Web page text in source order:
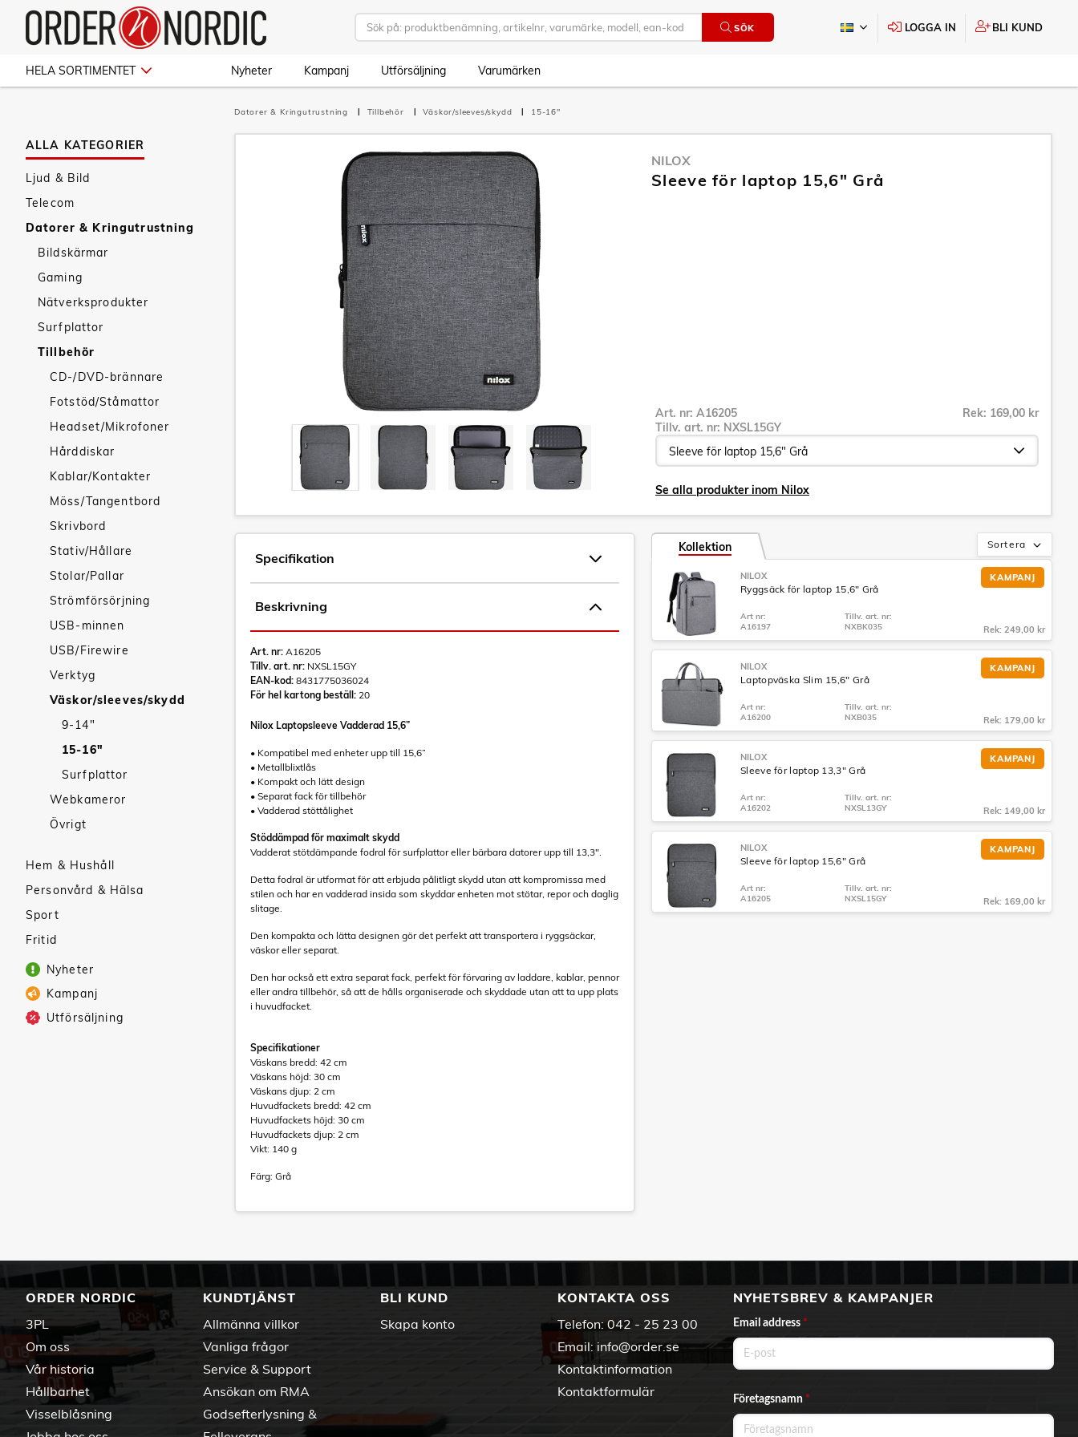
SÖK LOGGA IN BLI KUND
HELA SORTIMENTET Nyheter Kampanj Utförsäljning Varumärken
ALLA KATEGORIER
Ljud & Bild
Telecom
Datorer & Kringutrustning
Bildskärmar
Gaming
Nätverksprodukter
Surfplattor
Tillbehör
CD-/DVD-brännare
Fotstöd/Ståmattor
Headset/Mikrofoner
Hårddiskar
Kablar/Kontakter
Möss/Tangentbord
Skrivbord
Stativ/Hållare
Stolar/Pallar
Strömförsörjning
USB-minnen
USB/Firewire
Verktyg
Väskor/sleeves/skydd
9-14"
15-16"
Surfplattor
Webkameror
Övrigt
Hem & Hushåll
Personvård & Hälsa
Sport
Fritid
Nyheter
Kampanj
Utförsäljning
Datorer & Kringutrustning Tillbehör Väskor/sleeves/skydd 15-16"
NILOX
Sleeve för laptop 15,6" Grå
Art. nr: A16205
Tillv. art. nr: NXSL15GY
Rek: 169,00 kr
Se alla produkter inom Nilox
Specifikation
Beskrivning
Art. nr: A16205
Tillv. art. nr: NXSL15GY
EAN-kod: 8431775036024
För hel kartong beställ: 20
Nilox Laptopsleeve Vadderad 15,6”
• Kompatibel med enheter upp till 15,6”
• Metallblixtlås
• Kompakt och lätt design
• Separat fack för tillbehör
• Vadderad stöttålighet
Stöddämpad för maximalt skydd
Vadderat stötdämpande fodral för surfplattor eller bärbara datorer upp till 13,3".
Detta fodral är utformat för att erbjuda pålitligt skydd utan att kompromissa med
stilen och har en vadderad insida som skyddar enheten mot stötar, repor och daglig
slitage.
Den kompakta och lätta designen gör det perfekt att transportera i ryggsäckar,
väskor eller separat.
Den har också ett extra separat fack, perfekt för förvaring av laddare, kablar, pennor
eller andra tillbehör, så att de hålls organiserade och skyddade utan att ta upp plats
i huvudfacket.
Specifikationer
Väskans bredd: 42 cm
Väskans höjd: 30 cm
Väskans djup: 2 cm
Huvudfackets bredd: 42 cm
Huvudfackets höjd: 30 cm
Huvudfackets djup: 2 cm
Vikt: 140 g
Färg: Grå
Sortera
Kollektion
KAMPANJ
NILOX
Ryggsäck för laptop 15,6" Grå
Art nr:
A16197
Tillv. art. nr:
NXBK035
Rek: 249,00 kr
KAMPANJ
NILOX
Laptopväska Slim 15,6" Grå
Art nr:
A16200
Tillv. art. nr:
NXB035
Rek: 179,00 kr
KAMPANJ
NILOX
Sleeve för laptop 13,3" Grå
Art nr:
A16202
Tillv. art. nr:
NXSL13GY
Rek: 149,00 kr
KAMPANJ
NILOX
Sleeve för laptop 15,6" Grå
Art nr:
A16205
Tillv. art. nr:
NXSL15GY
Rek: 169,00 kr
ORDER NORDIC
3PL
Om oss
Vår historia
Hållbarhet
Visselblåsning
KUNDTJÄNST
Allmänna villkor
Vanliga frågor
Service & Support
Ansökan om RMA
Godsefterlysning &
BLI KUND
Skapa konto
KONTAKTA OSS
Telefon: 042 - 25 23 00
Email: info@order.se
Kontaktinformation
Kontaktformulär
NYHETSBREV & KAMPANJER
Email address *
Företagsnamn *